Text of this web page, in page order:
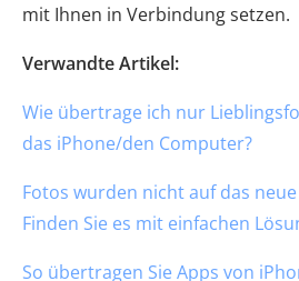
mit Ihnen in Verbindung setzen.
Verwandte Artikel:
Wie übertrage ich nur
das iPhone/den Computer?
Fotos wurden nicht auf das
Finden Sie es mit einfachen
So übertragen Sie Apps von